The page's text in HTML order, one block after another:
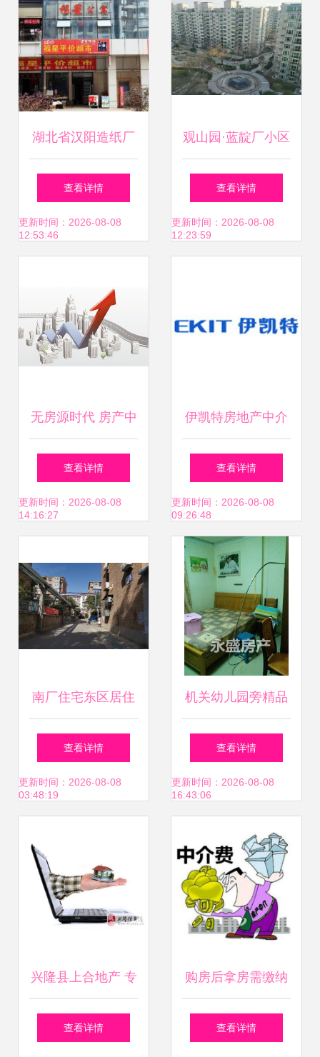
湖北省汉阳造纸厂
房地产管理处附近
精品酒店及房产中
查看详情
更新时间：2026-08-08
12:53:46
观山园·蓝靛厂小区
深度解析 优缺点、
居住体验与周边中
查看详情
更新时间：2026-08-08
12:23:59
无房源时代 房产中
介如何留住住房出
租客户
查看详情
更新时间：2026-08-08
14:16:27
伊凯特房地产中介
管理专业版 单机版
OA办公自动化解决
方案，助力住房出
租业务高效运营
查看详情
更新时间：2026-08-08
09:26:48
南厂住宅东区居住
体验全解析 优缺
点、现状与周边中
查看详情
更新时间：2026-08-08
03:48:19
机关幼儿园旁精品
三房 精装修72方仅
28万包过户，稀缺
查看详情
更新时间：2026-08-08
16:43:06
兴隆县上合地产 专
业房产中介服务，
查看详情
购房后拿房需缴纳
的费用详解及中介
查看详情